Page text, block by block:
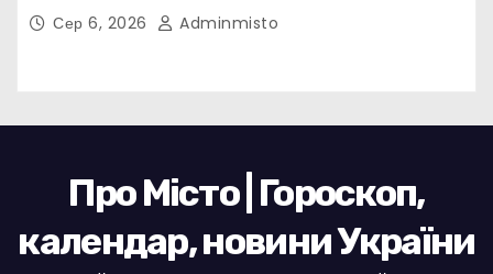
Сер 6, 2026 Adminmisto
Про Місто | Гороскоп,
календар, новини України